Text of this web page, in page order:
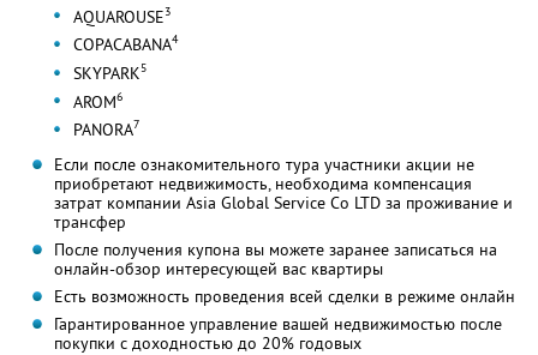
AQUAROUSE3
COPACABANA4
SKYPARK5
AROM6
PANORA7
Если после ознакомительного тура участники акции не
приобретают недвижимость, необходима компенсация
затрат компании Asia Global Service Co LTD за проживание и
трансфер
После получения купона вы можете заранее записаться на
онлайн-обзор интересующей вас квартиры
Есть возможность проведения всей сделки в режиме онлайн
Гарантированное управление вашей недвижимостью после
покупки с доходностью до 20% годовых